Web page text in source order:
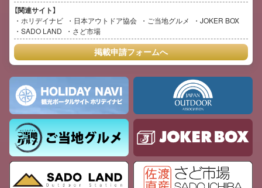
【関連サイト】
ホリデイナビ 日本アウトドア協会 ご当地グルメ
JOKER BOX
SADO LAND
さど市場
掲載申請フォームへ